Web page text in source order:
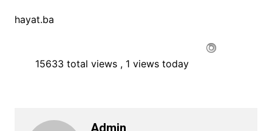
hayat.ba
15633 total views , 1 views today
Admin